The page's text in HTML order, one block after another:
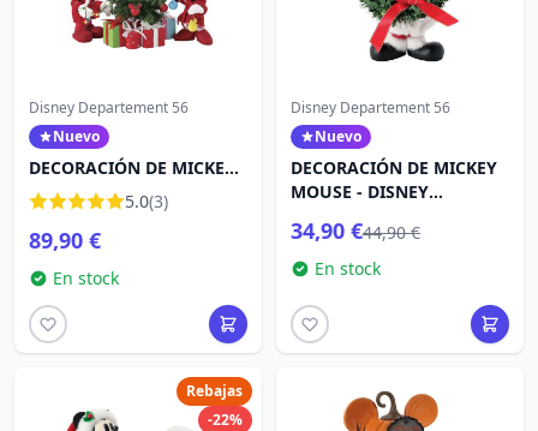
Disney Departement 56
Nuevo
DECORACIÓN DE MICKEY
Y MINNIE MOUSE -
DISNEY DEPARTMENT 56
5.0(3)
89,90 €
En stock
Disney Departement 56
Nuevo
DECORACIÓN DE MICKEY
MOUSE - DISNEY
34,90 €44,90 €
En stock
Rebajas
-22%